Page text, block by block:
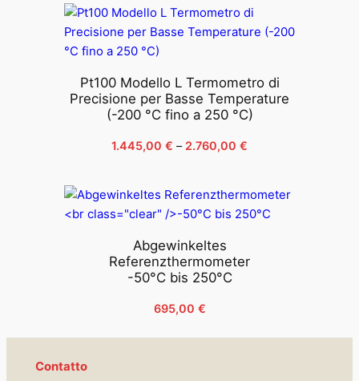
da
560,00 €
Pt100 Modello L Termometro di
Precisione per Basse Temperature
(-200 °C fino a 250 °C)
1.445,00 € – 2.760,00 €
da
1.445,00 €
2.760,00 €
Abgewinkeltes
Referenzthermometer
-50°C bis 250°C
695,00 €
Contatto